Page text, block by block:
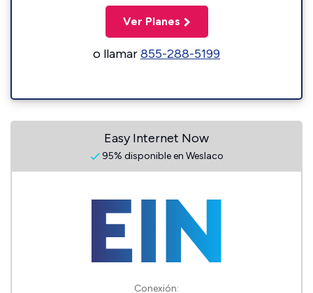
Ver Planes
o llamar855-288-5199
Easy Internet Now
95% disponible en Weslaco
Conexión: